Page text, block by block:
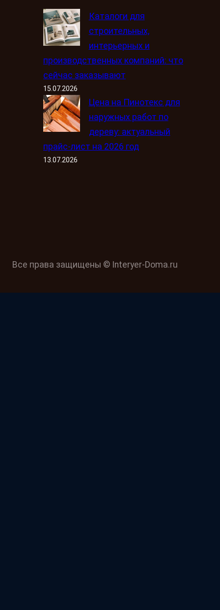
Каталоги для
строительных,
интерьерных и
производственных компаний: что
сейчас заказывают
15.07.2026
Цена на Пинотекс для
наружных работ по
дереву: актуальный
прайс-лист на 2026 год
13.07.2026
Все права защищены © Interyer-Doma.ru